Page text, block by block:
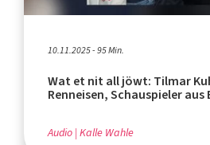
10.11.2025 - 95 Min.
Wat et nit all jöwt: Tilmar
Renneisen, Schauspieler aus
Audio Kalle Wahle